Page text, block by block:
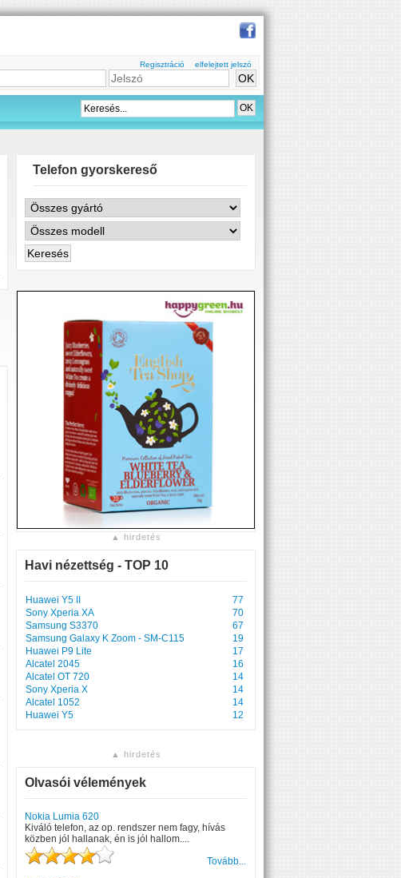
Regisztráció elfelejtett jelszó
Telefon gyorskereső
▲ hirdetés
Havi nézettség - TOP 10
Huawei Y5 II
77
Sony Xperia XA
70
Samsung S3370
67
Samsung Galaxy K Zoom - SM-C115
19
Huawei P9 Lite
17
Alcatel 2045
16
Alcatel OT 720
14
Sony Xperia X
14
Alcatel 1052
14
Huawei Y5
12
▲ hirdetés
Olvasói vélemények
Nokia Lumia 620
Kiváló telefon, az op. rendszer nem fagy, hívás
közben jól hallanak, én is jól hallom....
Tovább...